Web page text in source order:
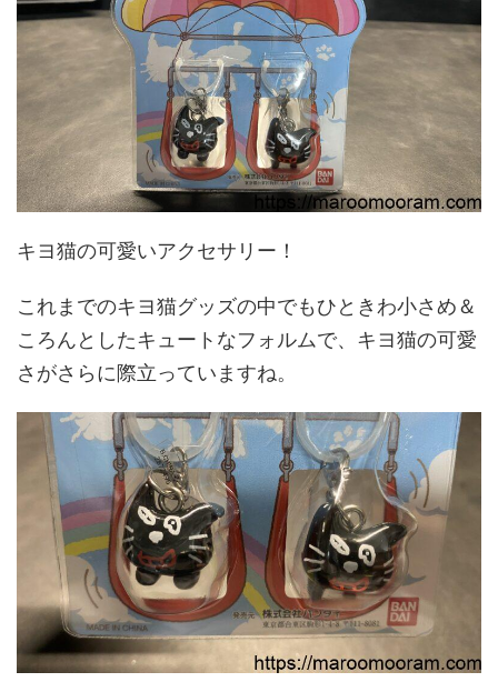
キヨ猫の可愛いアクセサリー！
これまでのキヨ猫グッズの中でもひときわ小さめ＆
ころんとしたキュートなフォルムで、キヨ猫の可愛
さがさらに際立っていますね。